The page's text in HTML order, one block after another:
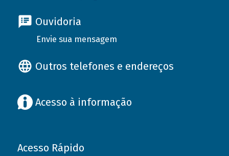
Ouvidoria
Envie sua mensagem
Outros telefones e endereços
Acesso à informação
Acesso Rápido